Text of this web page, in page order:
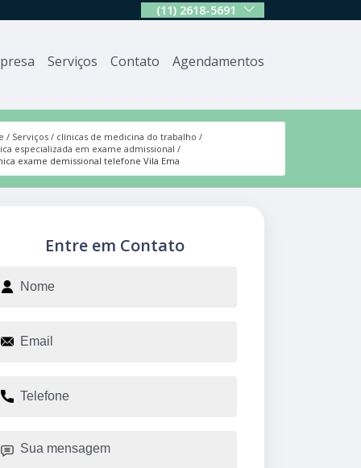
(11) 2618-5691
Serviços Contato Agendamentos
Serviços
clínicas de medicina do trabalho
especializada em exame admissional
exame demissional telefone Vila Ema
Entre em Contato